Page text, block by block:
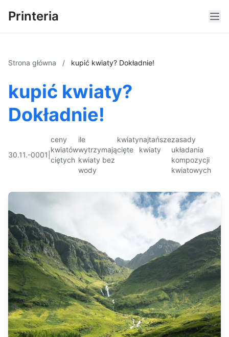
Printeria
Strona główna / kupić kwiaty? Dokładnie!
kupić kwiaty?
Dokładnie!
30.11.-0001
ceny
kwiatów
ciętych
ile
wytrzymają
kwiaty bez
wody
kwiaty
cięte
najtańsze
kwiaty
zasady
układania
kompozycji
kwiatowych